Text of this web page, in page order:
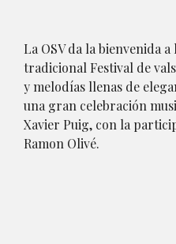
La OSV da la bienvenida a
tradicional Festival de
y melodías llenas de
una gran celebración
Xavier Puig, con la
Ramon Olivé.